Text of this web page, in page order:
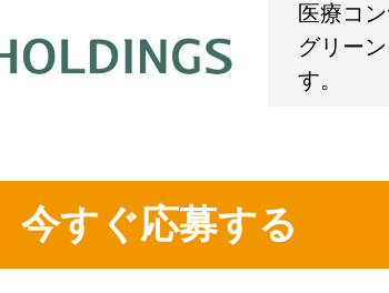
医療コ
グリー
す。
今すぐ応募する